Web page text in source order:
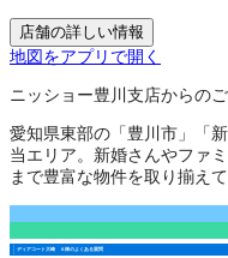
店舗の詳しい情報
地図をアプリで開く
ニッショー豊川支店からの
愛知県東部の「豊川市」「
当エリア。新婚さんやファ
まで豊富な物件を取り揃え
ディアコート大崎 Ａ棟のよくある質問